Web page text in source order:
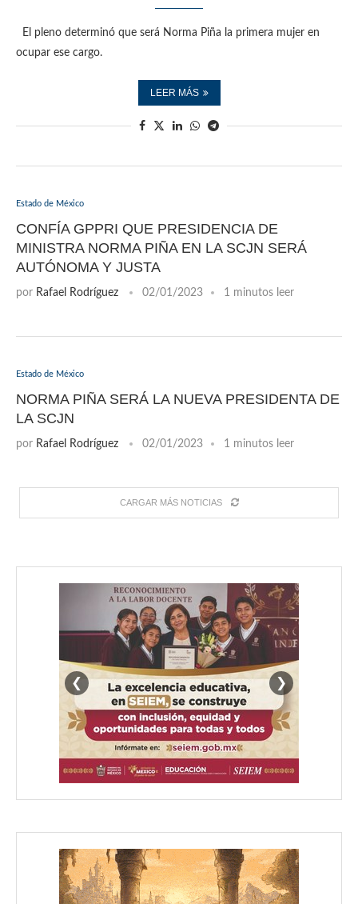
El pleno determinó que será Norma Piña la primera mujer en
ocupar ese cargo.
LEER MÁS
Estado de México
CONFÍA GPPRI QUE PRESIDENCIA DE
MINISTRA NORMA PIÑA EN LA SCJN SERÁ
AUTÓNOMA Y JUSTA
por Rafael Rodríguez 02/01/2023 1 minutos leer
Estado de México
NORMA PIÑA SERÁ LA NUEVA PRESIDENTA DE
LA SCJN
por Rafael Rodríguez 02/01/2023 1 minutos leer
CARGAR MÁS NOTICIAS
❮ ❯